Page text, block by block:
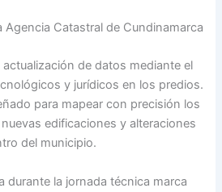
Agencia Catastral de Cundinamarca
de datos mediante el
y jurídicos en los predios.
para mapear con precisión los
edificaciones y alteraciones
del municipio.
durante la jornada técnica marca